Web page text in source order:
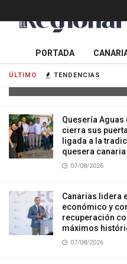
ÚLTIMO TENDENCIAS
impactar su vehículo
Quesería Aguas
cierra sus
ligada a la
quesera canaria
07/08/2026
Canarias lidera
económico y
recuperación
máximos
07/08/2026
PORTADA